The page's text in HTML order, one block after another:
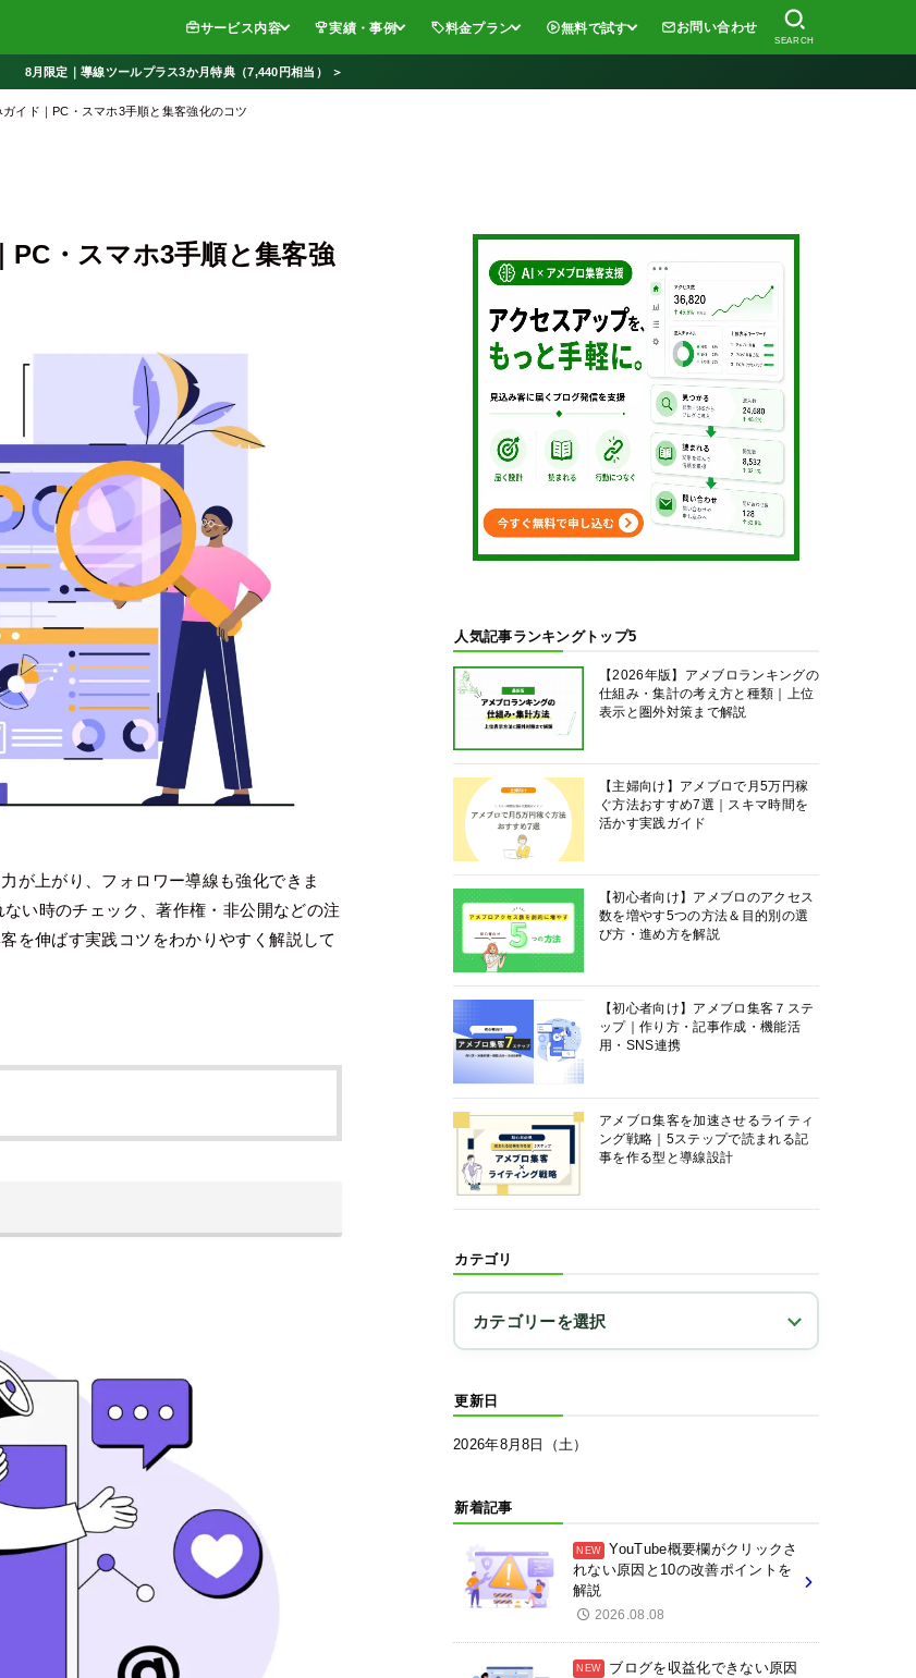
サービス内容 実績・事例 料金プラン 無料で試す お問い合わせ
SEARCH
8月限定｜導線ツールプラス3か月特典（7,440円相当） ＞
イド｜PC・スマホ3手順と集客強化のコツ
・スマホ3手順と集客強
が上がり、フォロワー導線も強化できま
い時のチェック、著作権・非公開などの注
を伸ばす実践コツをわかりやすく解説して
人気記事ランキングトップ5
【2026年版】アメブロランキングの
仕組み・集計の考え方と種類｜上位
表示と圏外対策まで解説
【主婦向け】アメブロで月5万円稼
ぐ方法おすすめ7選｜スキマ時間を
活かす実践ガイド
【初心者向け】アメブロのアクセス
数を増やす5つの方法＆目的別の選
び方・進め方を解説
【初心者向け】アメブロ集客７ステ
ップ｜作り方・記事作成・機能活
用・SNS連携
アメブロ集客を加速させるライティ
ング戦略｜5ステップで読まれる記
事を作る型と導線設計
カテゴリ
更新日
2026年8月8日（土）
新着記事
YouTube概要欄がクリックさ
れない原因と10の改善ポイントを
解説
2026.08.08
ブログを収益化できない原因